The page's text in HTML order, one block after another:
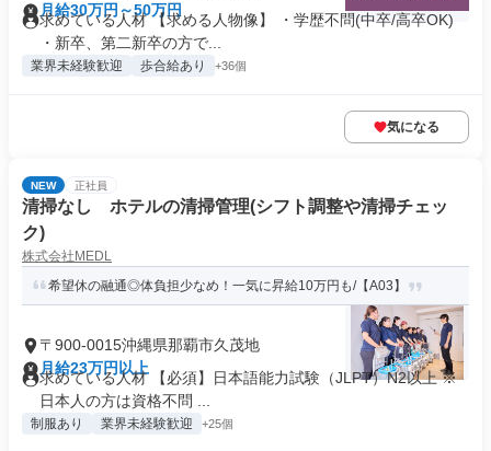
月給30万円～50万円
求めている人材 【求める人物像】 ・学歴不問(中卒/高卒OK)
・新卒、第二新卒の方で...
業界未経験歓迎 歩合給あり +36個
気になる
NEW 正社員
清掃なし ホテルの清掃管理(シフト調整や清掃チェッ
ク)
株式会社MEDL
希望休の融通◎体負担少なめ！一気に昇給10万円も/【A03】
〒900-0015沖縄県那覇市久茂地
月給23万円以上
求めている人材 【必須】日本語能力試験（JLPT）N2以上 ※
日本人の方は資格不問 ...
制服あり 業界未経験歓迎 +25個